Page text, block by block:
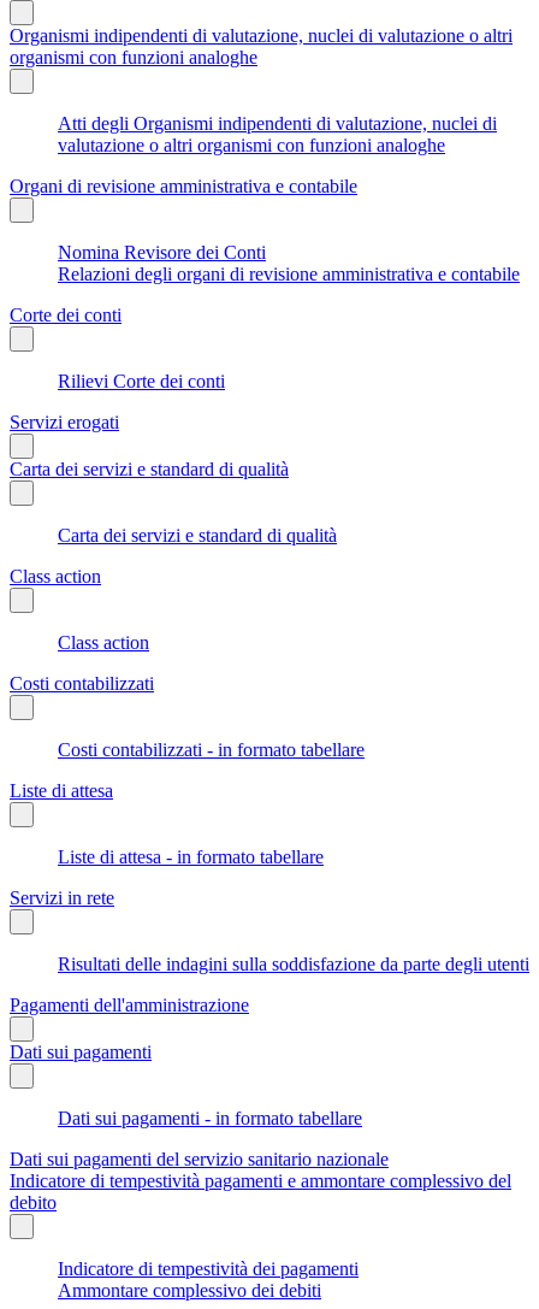
Organismi indipendenti di valutazione, nuclei di valutazione o altri
organismi con funzioni analoghe
Atti degli Organismi indipendenti di valutazione, nuclei di
valutazione o altri organismi con funzioni analoghe
Organi di revisione amministrativa e contabile
Nomina Revisore dei Conti
Relazioni degli organi di revisione amministrativa e contabile
Corte dei conti
Rilievi Corte dei conti
Servizi erogati
Carta dei servizi e standard di qualità
Carta dei servizi e standard di qualità
Class action
Class action
Costi contabilizzati
Costi contabilizzati - in formato tabellare
Liste di attesa
Liste di attesa - in formato tabellare
Servizi in rete
Risultati delle indagini sulla soddisfazione da parte degli utenti
Pagamenti dell'amministrazione
Dati sui pagamenti
Dati sui pagamenti - in formato tabellare
Dati sui pagamenti del servizio sanitario nazionale
Indicatore di tempestività pagamenti e ammontare complessivo del
debito
Indicatore di tempestività dei pagamenti
Ammontare complessivo dei debiti